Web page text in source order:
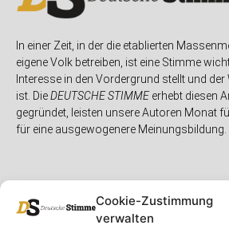
Cookie-Zustimmung
verwalten
In einer Zeit, in der die etablierten
eigene Volk betreiben, ist eine Stimme
Interesse in den Vordergrund stellt und
ist. DieDEUTSCHE STIMMEerhebt diesen
gegründet, leisten unsere Autoren Monat
für eine ausgewogenere Meinungsbildung.